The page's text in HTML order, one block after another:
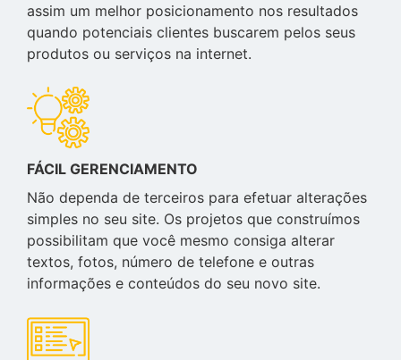
assim um melhor posicionamento nos resultados
quando potenciais clientes buscarem pelos seus
produtos ou serviços na internet.
FÁCIL GERENCIAMENTO
Não dependa de terceiros para efetuar alterações
simples no seu site. Os projetos que construímos
possibilitam que você mesmo consiga alterar
textos, fotos, número de telefone e outras
informações e conteúdos do seu novo site.